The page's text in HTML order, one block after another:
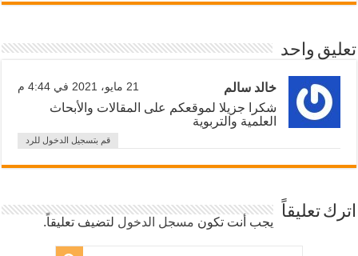
تعليق واحد
خالد سالم 21 مايو، 2021 في 4:44 م
شكرا جزيلا لموقعكم على المقالات والأبحاث
العلمية والتربوية
قم بتسجيل الدخول للرد
اترك تعليقاً
يجب أنت تكون مسجل الدخول لتضيف تعليقاً.